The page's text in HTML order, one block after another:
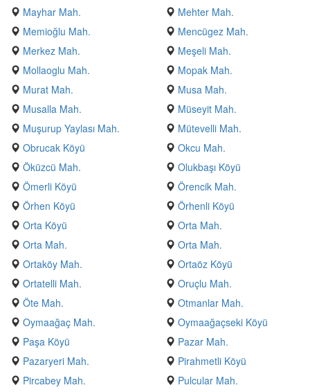
Mayhar Mah.
Mehter Mah.
Memioğlu Mah.
Mencügez Mah.
Merkez Mah.
Meşeli Mah.
Mollaoglu Mah.
Mopak Mah.
Murat Mah.
Musa Mah.
Musalla Mah.
Müseyit Mah.
Muşurup Yaylası Mah.
Mütevelli Mah.
Obrucak Köyü
Okcu Mah.
Öküzcü Mah.
Olukbaşı Köyü
Ömerli Köyü
Örencik Mah.
Örhen Köyü
Örhenli Köyü
Orta Köyü
Orta Mah.
Orta Mah.
Orta Mah.
Ortaköy Mah.
Ortaöz Köyü
Ortatelli Mah.
Oruçlu Mah.
Öte Mah.
Otmanlar Mah.
Oymaağaç Mah.
Oymaağaçseki Köyü
Paşa Köyü
Pazar Mah.
Pazaryeri Mah.
Pirahmetli Köyü
Pircabey Mah.
Pulcular Mah.